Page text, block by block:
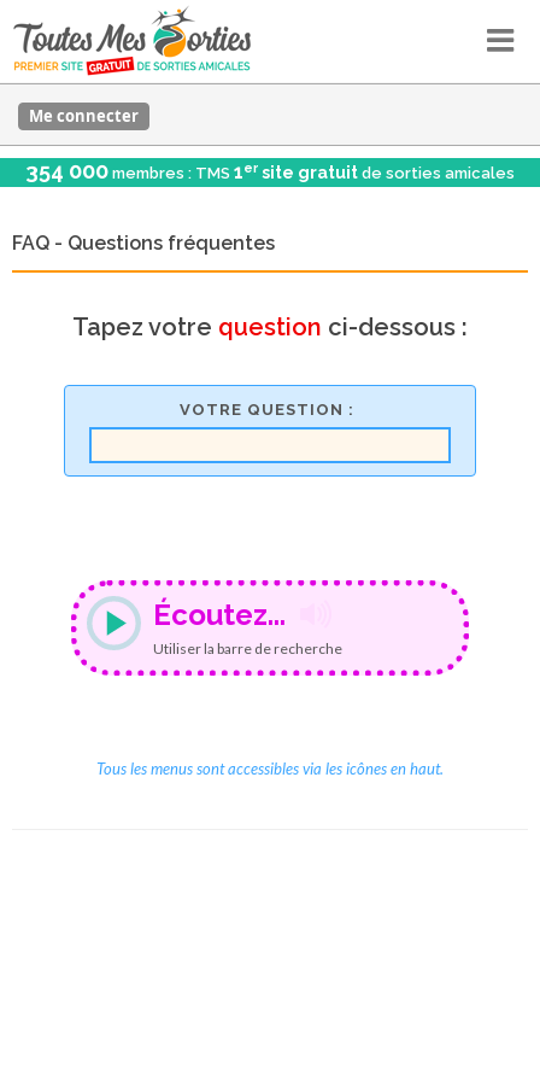
Me connecter
354 000 membres : TMS 1er site gratuit de sorties amicales
FAQ - Questions fréquentes
Tapez votre question ci-dessous :
VOTRE QUESTION :
Écoutez...
Utiliser la barre de recherche
Tous les menus sont accessibles via les icônes en haut.